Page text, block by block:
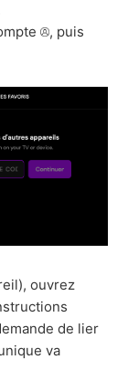
, puis
ouvrez
de lier
va